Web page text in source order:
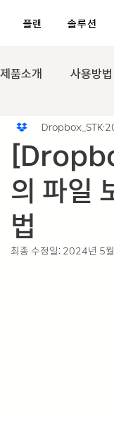
플랜 솔루션
제품소개 사용방법
의 파일
법
Dropbox_STK
최종 수정일: 2024년 5